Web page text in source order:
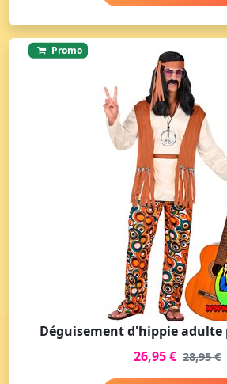
Promo
Déguisement d'hippie adulte
26,95 € 28,95 €